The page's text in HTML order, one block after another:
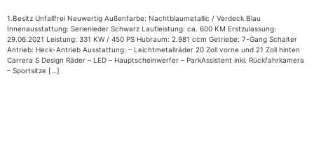
1.Besitz Unfallfrei Neuwertig Außenfarbe: Nachtblaumetallic / Verdeck Blau
Innenausstattung: Serienleder Schwarz Laufleistung: ca. 600 KM Erstzulassung:
29.06.2021 Leistung: 331 KW / 450 PS Hubraum: 2.981 ccm Getriebe: 7-Gang Schalter
Antrieb: Heck-Antrieb Ausstattung: – Leichtmetallräder 20 Zoll vorne und 21 Zoll hinten
Carrera S Design Räder – LED – Hauptscheinwerfer – ParkAssistent inkl. Rückfahrkamera
– Sportsitze […]